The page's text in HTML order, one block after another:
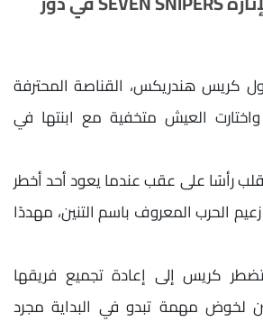
كريس هندريكس، القناصة المحترفة
العيش متخفية مع ابنتها في
رأسًا على عقب عندما يعود أحد أخطر
الحرب المعروف باسم التنين، مهددًا
كريس إلى إعادة تجميع فريقها
لخوض مهمة تبدو في البداية مجرد